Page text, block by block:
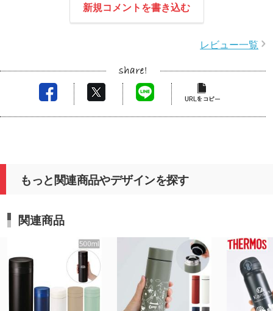
新規コメントを書き込む
レビュー一覧
もっと関連商品やデザインを探す
関連商品